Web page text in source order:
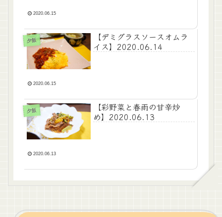
2020.06.15
夕飯
【デミグラスソースオムラ
イス】2020.06.14
2020.06.15
夕飯
【彩野菜と春雨の甘辛炒
め】2020.06.13
2020.06.13